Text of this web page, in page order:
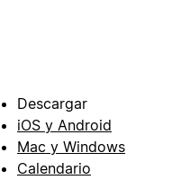
Descargar
iOS y Android
Mac y Windows
Calendario